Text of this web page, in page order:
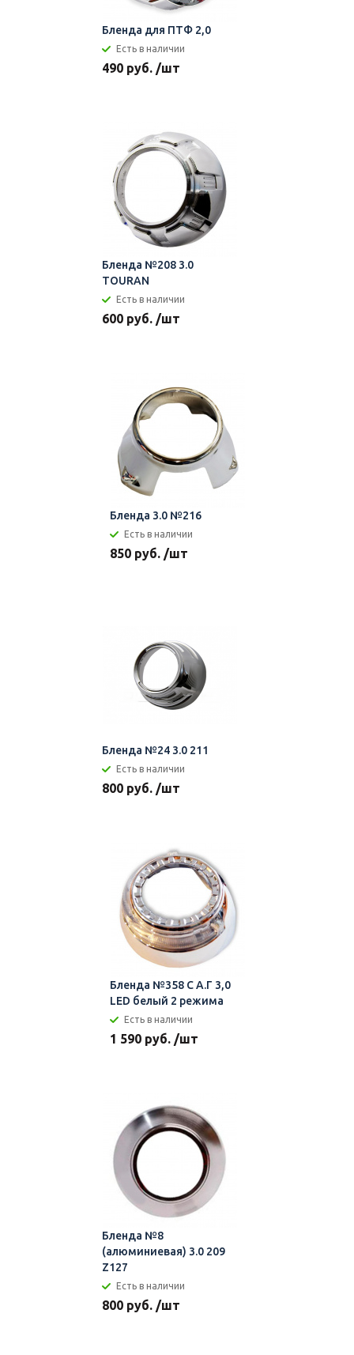
Бленда для ПТФ 2,0
Есть в наличии
490 руб. /шт
Бленда №208 3.0
TOURAN
Есть в наличии
600 руб. /шт
Бленда 3.0 №216
Есть в наличии
850 руб. /шт
Бленда №24 3.0 211
Есть в наличии
800 руб. /шт
Бленда №358 С А.Г 3,0
LED белый 2 режима
Есть в наличии
1 590 руб. /шт
Бленда №8
(алюминиевая) 3.0 209
Z127
Есть в наличии
800 руб. /шт